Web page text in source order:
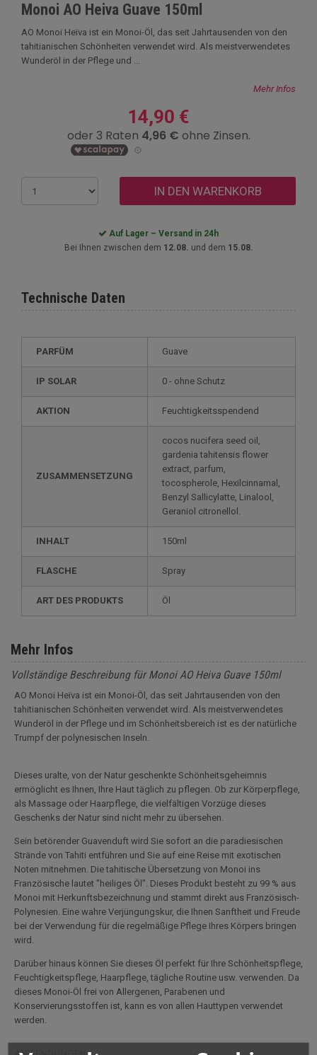
Monoi AO Heiva Guave 150ml
AO Monoi Heïva ist ein Monoi-Öl, das seit Jahrtausenden von den
tahitianischen Schönheiten verwendet wird. Als meistverwendetes
Wunderöl in der Pflege und ...
Mehr Infos
14,90 €
IN DEN WARENKORB
Auf Lager – Versand in 24h
Bei Ihnen zwischen dem 12.08. und dem 15.08.
Technische Daten
PARFÜM Guave
IP SOLAR 0 - ohne Schutz
AKTION Feuchtigkeitsspendend
ZUSAMMENSETZUNG
cocos nucifera seed oil,
gardenia tahitensis flower
extract, parfum,
tocospherole, Hexilcinnamal,
Benzyl Sallicylatte, Linalool,
Geraniol citronellol.
INHALT 150ml
FLASCHE Spray
ART DES PRODUKTS Öl
Mehr Infos
Vollständige Beschreibung für Monoi AO Heiva Guave 150ml
AO Monoi Heïva ist ein Monoi-Öl, das seit Jahrtausenden von den
tahitianischen Schönheiten verwendet wird. Als meistverwendetes
Wunderöl in der Pflege und im Schönheitsbereich ist es der natürliche
Trumpf der polynesischen Inseln.
Dieses uralte, von der Natur geschenkte Schönheitsgeheimnis
ermöglicht es Ihnen, Ihre Haut täglich zu pflegen. Ob zur Körperpflege,
als Massage oder Haarpflege, die vielfältigen Vorzüge dieses
Geschenks der Natur sind nicht mehr zu übersehen.
Sein betörender Guavenduft wird Sie sofort an die paradiesischen
Strände von Tahiti entführen und Sie auf eine Reise mit exotischen
Noten mitnehmen. Die tahitische Übersetzung von Monoi ins
Französische lautet "heiliges Öl". Dieses Produkt besteht zu 99 % aus
Monoi mit Herkunftsbezeichnung und stammt direkt aus Französisch-
Polynesien. Eine wahre Verjüngungskur, die Ihnen Sanftheit und Freude
bei der Verwendung für die regelmäßige Pflege Ihres Körpers bringen
wird.
Darüber hinaus können Sie dieses Öl perfekt für Ihre Schönheitspflege,
Feuchtigkeitspflege, Haarpflege, tägliche Routine usw. verwenden. Da
dieses Monoi-Öl frei von Allergenen, Parabenen und
Konservierungsstoffen ist, kann es von allen Hauttypen verwendet
werden.